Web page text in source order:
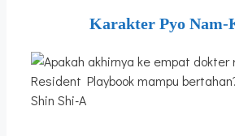
Karakter Pyo Nam-
Shin Shi-A